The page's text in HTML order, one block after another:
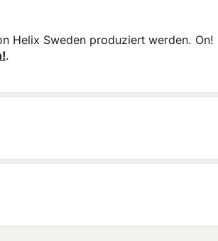
Helix Sweden produziert werden.
.